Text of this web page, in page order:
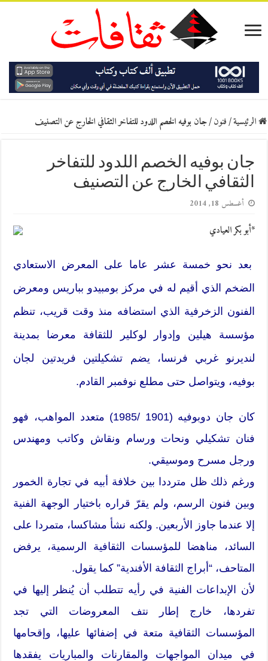
الرئيسية/فنون/جان بوفيه الخصم اللدود للتفاخر الثقافي الخارج عن التصنيف
جان بوفيه الخصم اللدود للتفاخر
الثقافي الخارج عن التصنيف
أغسطس 18, 2014
*أبو بكر العيادي
بعد نحو خمسة عشر عاما على المعرض الاستعادي
الضخم الذي أقيم له في مركز بومبيدو بباريس ومعرض
الفنون الزخرفية الذي استضافه منذ وقت قريب، تنظم
مؤسسة هيلين وإدوار لوكلير للثقافة معرضا بمدينة
لنديرنو غربي فرنسا، يضم تشكيلتين فريدتين لجان
بوفيه، ويتواصل حتى مطلع نوفمبر القادم.
كان جان دوبوفيه (1901 /1985) متعدد المواهب، فهو
فنان تشكيلي ونحات ورسام ونقاش وكاتب ومهندس
ورجل مسرح وموسيقي.
ورغم ذلك ظل مترددا بين خلافة أبيه في تجارة الخمور
وبين فنون الرسم، ولم يقرّ قراره باختيار الوجهة الفنية
إلا عندما جاوز الأربعين. ولكنه نشأ مشاكسا، متمردا على
السائد، مناهضا للمؤسسات الثقافية الرسمية، يرفض
المتاحف، “أبراج الثقافة الأفندية” كما يقول.
لأن الإبداعات الفنية في رأيه تتطلب أن يُنظر إليها في
تفردها، خارج إطار نتف المعروضات التي تجد
المؤسسات الثقافية متعة في إضفائها عليها، وإقحامها
في ميدان المواجهات والمقارنات والمباريات يفقدها